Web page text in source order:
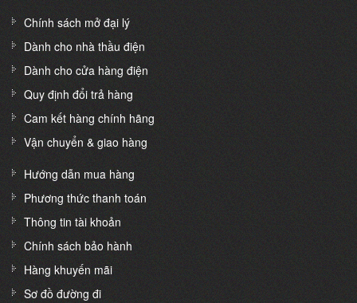
Chính sách mở đại lý
Dành cho nhà thầu điện
Dành cho cửa hàng điện
Quy định đổi trả hàng
Cam kết hàng chính hãng
Vận chuyển & giao hàng
Hướng dẫn mua hàng
Phương thức thanh toán
Thông tin tài khoản
Chính sách bảo hành
Hàng khuyến mãi
Sơ đồ đường đi